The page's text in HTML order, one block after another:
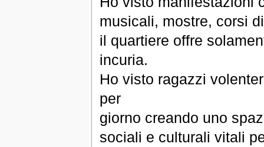
musicali, mostre, corsi
il quartiere offre
incuria.
Ho visto ragazzi
per
giorno creando uno
sociali e culturali vitali